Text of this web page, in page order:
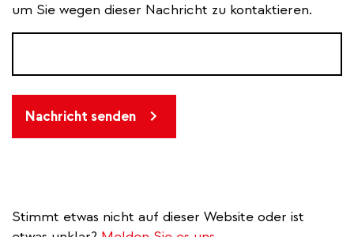
um Sie wegen dieser Nachricht zu kontaktieren.
Nachricht senden
Stimmt etwas nicht auf dieser Website oder ist